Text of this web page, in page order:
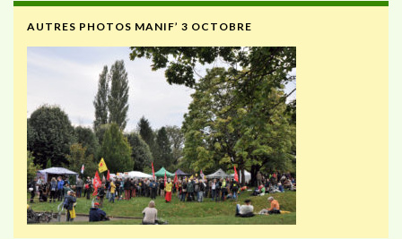
AUTRES PHOTOS MANIF’ 3 OCTOBRE